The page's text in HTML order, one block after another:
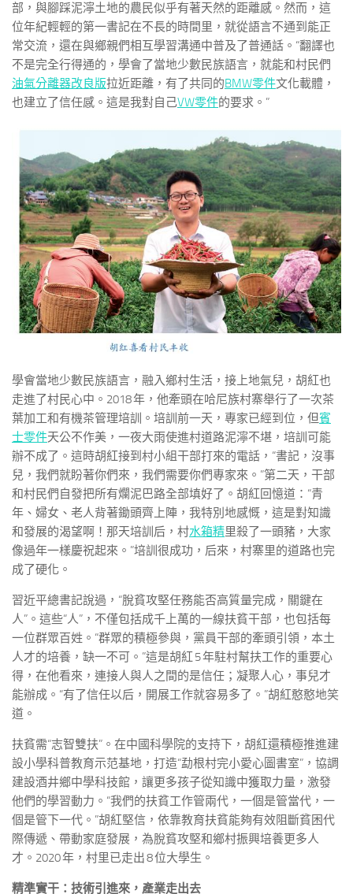
部，與腳踩泥濘土地的農民似乎有著天然的距離感。然而，這
位年紀輕輕的第一書記在不長的時間里，就從語言不通到能正
常交流，還在與鄉親們相互學習溝通中普及了普通話。“翻譯也
不是完全行得通的，學會了當地少數民族語言，就能和村民們
油氣分離器改良版拉近距離，有了共同的BMW零件文化載體，
也建立了信任感。這是我對自己VW零件的要求。”
學會當地少數民族語言，融入鄉村生活，接上地氣兒，胡紅也
走進了村民心中。2018 年，他牽頭在哈尼族村寨舉行了一次茶
葉加工和有機茶管理培訓。培訓前一天，專家已經到位，但賓
士零件天公不作美，一夜大雨使進村道路泥濘不堪，培訓可能
辦不成了。這時胡紅接到村小組干部打來的電話，“書記，沒事
兒，我們就盼著你們來，我們需要你們專家來。”第二天，干部
和村民們自發把所有爛泥巴路全部填好了。胡紅回憶道：“青
年、婦女、老人背著鋤頭齊上陣，我特別地感慨，這是對知識
和發展的渴望啊！那天培訓后，村水箱精里殺了一頭豬，大家
像過年一樣慶祝起來。”培訓很成功，后來，村寨里的道路也完
成了硬化。
習近平總書記說過，“脫貧攻堅任務能否高質量完成，關鍵在
人”。這些“人”，不僅包括成千上萬的一線扶貧干部，也包括每
一位群眾百姓。“群眾的積極參與，黨員干部的牽頭引領，本土
人才的培養，缺一不可。”這是胡紅 5 年駐村幫扶工作的重要心
得，在他看來，連接人與人之間的是信任；凝聚人心，事兒才
能辦成。“有了信任以后，開展工作就容易多了。”胡紅憨憨地笑
道。
扶貧需“志智雙扶”。在中國科學院的支持下，胡紅還積極推進建
設小學科普教育示范基地，打造“勐根村完小愛心圖書室”，協調
建設酒井鄉中學科技館，讓更多孩子從知識中獲取力量，激發
他們的學習動力。“我們的扶貧工作管兩代，一個是管當代，一
個是管下一代。”胡紅堅信，依靠教育扶貧能夠有效阻斷貧困代
際傳遞、帶動家庭發展，為脫貧攻堅和鄉村振興培養更多人
才。2020 年，村里已走出 8 位大學生。
精準實干：技術引進來，產業走出去